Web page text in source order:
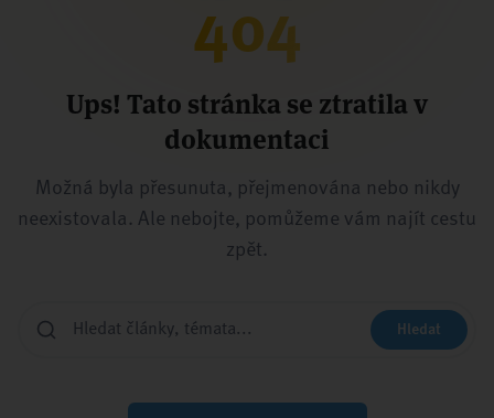
404
Ups! Tato stránka se ztratila v
dokumentaci
Možná byla přesunuta, přejmenována nebo nikdy
neexistovala. Ale nebojte, pomůžeme vám najít cestu
zpět.
Hledat